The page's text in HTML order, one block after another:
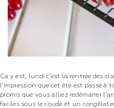
Ça y est, lundi c’est la rentrée des
l’impression que cet été est passé à
promis que vous alliez redémarrer
faciles sous le coude et un